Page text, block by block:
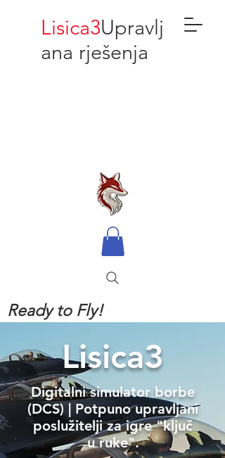
Lisica3Upravlj
ana rješenja
Ready to Fly!
Lisica3
Digitalni simulator borbe
(DCS) | Potpuno upravljani
poslužitelji za igre "ključ
u ruke".